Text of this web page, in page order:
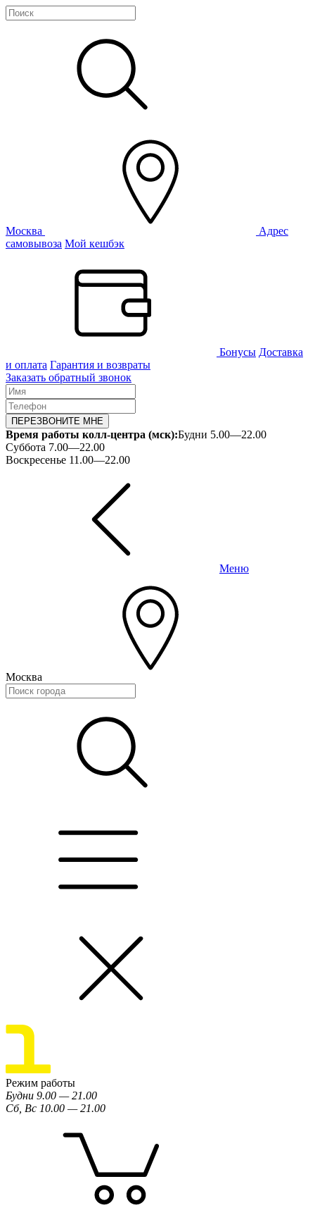
Москва
Адрес
самовывоза Мой кешбэк
Бонусы Доставка
и оплата Гарантия и возвраты
Заказать обратный звонок
ПЕРЕЗВОНИТЕ МНЕ
Время работы колл-центра (мск):Будни 5.00—22.00
Суббота 7.00—22.00
Воскресенье 11.00—22.00
Меню
Москва
Режим работы
Будни 9.00 — 21.00
Сб, Вс 10.00 — 21.00